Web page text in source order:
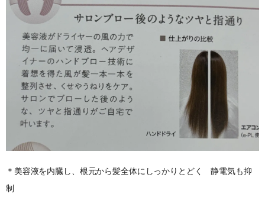
＊美容液を内臓し、根元から髪全体にしっかりとどく 静電気も抑
制